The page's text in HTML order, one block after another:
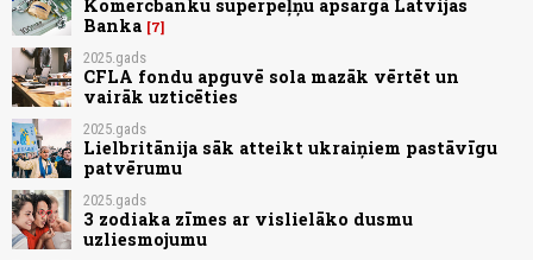
Komercbanku superpeļņu apsargā Latvijas
Banka 7
2025.gads
CFLA fondu apguvē sola mazāk vērtēt un
vairāk uzticēties
2025.gads
Lielbritānija sāk atteikt ukraiņiem pastāvīgu
patvērumu
2025.gads
3 zodiaka zīmes ar vislielāko dusmu
uzliesmojumu